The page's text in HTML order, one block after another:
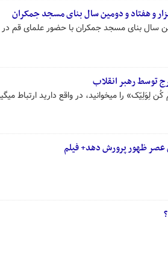
و هفتاد و دومین سال بنای مسجد جمکران
سال بنای مسجد جمکران با حضور علمای
توسط رهبر انقلاب
لِوَلِیّک» را میخوانید، در واقع دارید ارتباط
عصر ظهور پرورش دهد+ فیلم